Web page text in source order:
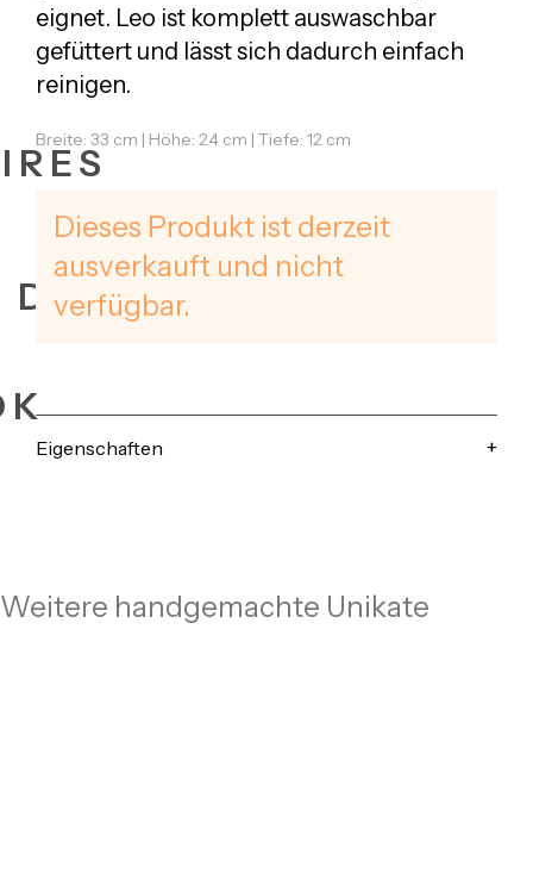
DATES
eignet. Leo ist komplett auswaschbar
gefüttert und lässt sich dadurch einfach
reinigen.
Breite: 33 cm | Höhe: 24 cm | Tiefe: 12 cm
Dieses Produkt ist derzeit
ausverkauft und nicht
verfügbar.
Eigenschaften
Weitere handgemachte Unikate